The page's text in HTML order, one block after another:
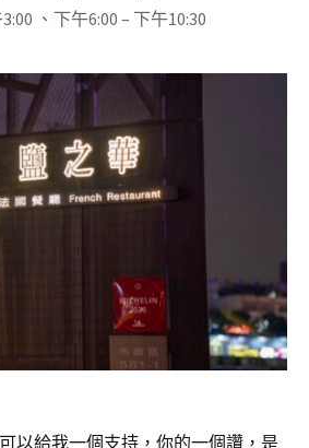
、下午6:00 – 下午10:30
以給我一個支持，你的一個讚，是